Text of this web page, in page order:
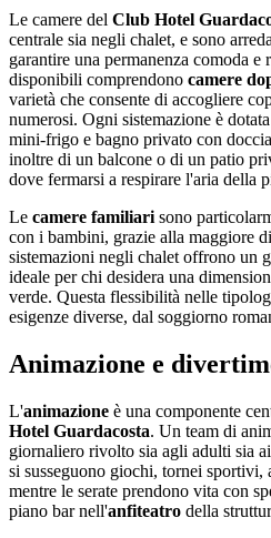
Le camere del Club Hotel
centrale sia negli chalet, e sono
garantire una permanenza comoda
disponibili comprendono camere
varietà che consente di accogliere
numerosi. Ogni sistemazione è
mini-frigo e bagno privato con
inoltre di un balcone o di un patio
dove fermarsi a respirare l'aria della
Le camere familiari sono
con i bambini, grazie alla maggiore
sistemazioni negli chalet offrono un
ideale per chi desidera una
verde. Questa flessibilità nelle
esigenze diverse, dal soggiorno
Animazione e
L'animazione è una componente
Hotel Guardacosta. Un team di
giornaliero rivolto sia agli adulti sia
si susseguono giochi, tornei sportivi,
mentre le serate prendono vita con
piano bar nell'anfiteatro della